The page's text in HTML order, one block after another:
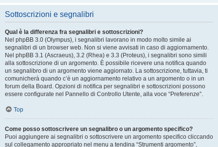
Sottoscrizioni e segnalibri
Qual è la differenza fra segnalibri e sottoscrizioni?
Nel phpBB 3.0 (Olympus), i segnalibri lavorano in modo molto simile ai
segnalibri di un browser web. Non si viene avvisati in caso di aggiornamento.
Nel phpBB 3.1 (Ascraeus), 3.2 (Rhea) e 3.3 (Proteus), i segnalibri sono simili
alla sottoscrizione di un argomento. È possibile ricevere una notifica quando
un segnalibro di un argomento viene aggiornato. La sottoscrizione, tuttavia, ti
comunicherà quando c’è un aggiornamento relativo a un argomento o in un
forum della Board. Opzioni di notifica per segnalibri e sottoscrizioni possono
essere configurate nel Pannello di Controllo Utente, alla voce “Preferenze”.
Top
Come posso sottoscrivere un segnalibro o un argomento specifico?
Puoi aggiungere ai segnalibri o sottoscrivere un argomento specifico cliccando
sul collegamento appropriato nel menu a tendina “Strumenti argomento”,